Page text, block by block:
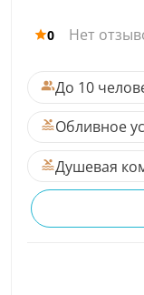
0 Нет
До 10
Обливное
Душевая